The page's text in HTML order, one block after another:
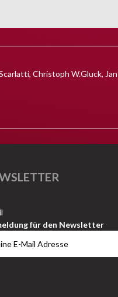
Christoph W.Gluck, Jan
für den Newsletter